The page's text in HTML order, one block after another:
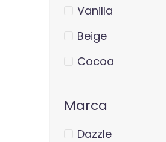
Vanilla
Beige
Cocoa
Marca
Dazzle